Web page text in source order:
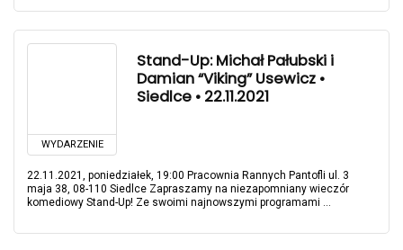
WYDARZENIE
Stand-Up: Michał Pałubski i
Damian “Viking” Usewicz •
Siedlce • 22.11.2021
22.11.2021, poniedziałek, 19:00 Pracownia Rannych Pantofli ul. 3
maja 38, 08-110 Siedlce Zapraszamy na niezapomniany wieczór
komediowy Stand-Up! Ze swoimi najnowszymi programami ...